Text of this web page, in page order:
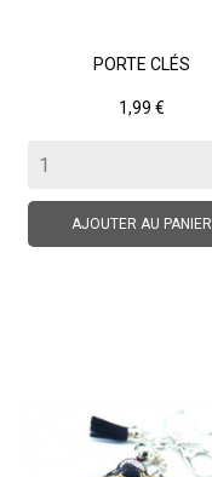
PORTE CLÉS
Prix
1,99 €
AJOUTER AU PANIER